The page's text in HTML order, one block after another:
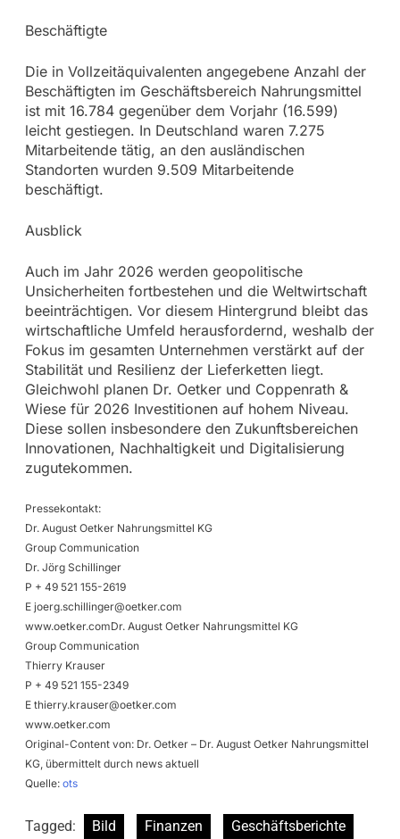
Beschäftigte
Die in Vollzeitäquivalenten angegebene Anzahl der
Beschäftigten im Geschäftsbereich Nahrungsmittel
ist mit 16.784 gegenüber dem Vorjahr (16.599)
leicht gestiegen. In Deutschland waren 7.275
Mitarbeitende tätig, an den ausländischen
Standorten wurden 9.509 Mitarbeitende
beschäftigt.
Ausblick
Auch im Jahr 2026 werden geopolitische
Unsicherheiten fortbestehen und die Weltwirtschaft
beeinträchtigen. Vor diesem Hintergrund bleibt das
wirtschaftliche Umfeld herausfordernd, weshalb der
Fokus im gesamten Unternehmen verstärkt auf der
Stabilität und Resilienz der Lieferketten liegt.
Gleichwohl planen Dr. Oetker und Coppenrath &
Wiese für 2026 Investitionen auf hohem Niveau.
Diese sollen insbesondere den Zukunftsbereichen
Innovationen, Nachhaltigkeit und Digitalisierung
zugutekommen.
Pressekontakt:
Dr. August Oetker Nahrungsmittel KG
Group Communication
Dr. Jörg Schillinger
P + 49 521 155-2619
E joerg.schillinger@oetker.com
www.oetker.comDr. August Oetker Nahrungsmittel KG
Group Communication
Thierry Krauser
P + 49 521 155-2349
E thierry.krauser@oetker.com
www.oetker.com
Original-Content von: Dr. Oetker – Dr. August Oetker Nahrungsmittel
KG, übermittelt durch news aktuell
Quelle: ots
Tagged: Bild Finanzen
Geschäftsberichte